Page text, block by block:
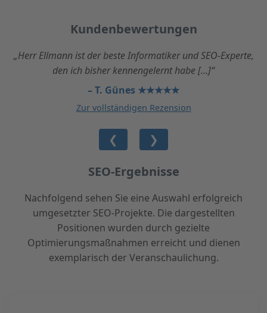
Kundenbewertungen
„Herr Ellmann ist der beste Informatiker und SEO-Experte,
den ich bisher kennengelernt habe [...]“
– T. Günes ★★★★★
Zur vollständigen Rezension
❮ ❯
SEO-Ergebnisse
Nachfolgend sehen Sie eine Auswahl erfolgreich
umgesetzter SEO-Projekte. Die dargestellten
Positionen wurden durch gezielte
Optimierungsmaßnahmen erreicht und dienen
exemplarisch der Veranschaulichung.